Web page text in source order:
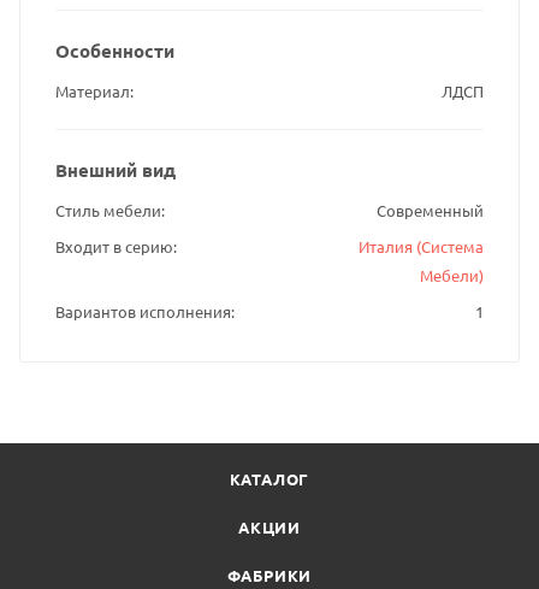
Особенности
Материал ЛДСП
Внешний вид
Стиль мебели
Современный
Входит в серию
Италия (Система
Мебели)
Вариантов исполнения
1
КАТАЛОГ
АКЦИИ
ФАБРИКИ